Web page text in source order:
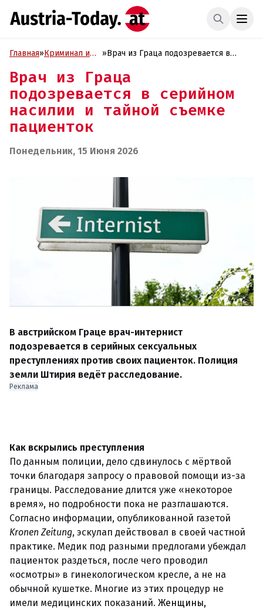
Главная»Криминал и
»Врач из Граца подозревается в
пациенток
Врач из Граца
подозревается в серийном
насилии и тайной съемке
пациенток
Понедельник, 15 Июня 2026
В австрийском Граце врач-интернист
подозревается в серийных сексуальных
преступлениях против своих пациенток. Полиция
земли Штирия ведёт расследование.
Реклама
Как вскрылись преступления
По данным полиции, дело сдвинулось с мёртвой
точки благодаря запросу о правовой помощи из-за
границы. Расследование длится уже «некоторое
время», но подробности пока не разглашаются.
Согласно информации, опубликованной газетой
Kronen Zeitung, эскулап действовал в своей частной
практике. Медик под разными предлогами убеждал
пациенток раздеться, после чего проводил
«осмотры» в гинекологическом кресле, а не на
обычной кушетке. Многие из этих процедур не
имели медицинских показаний. Женщины,